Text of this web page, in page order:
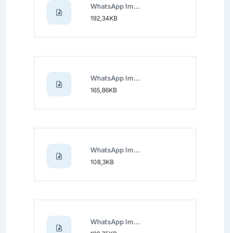
WhatsApp Image 2025-08-12 at 11.10.27.jpeg
192,34KB
WhatsApp Image 2025-08-12 at 11.10.26.jpeg
165,86KB
WhatsApp Image 2025-08-12 at 11.10.24 (2).jpeg
108,3KB
WhatsApp Image 2025-08-12 at 11.10.24.jpeg